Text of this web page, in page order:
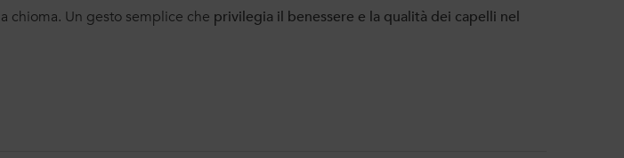
chioma. Un gesto semplice che privilegia il benessere e la qualità dei capelli nel